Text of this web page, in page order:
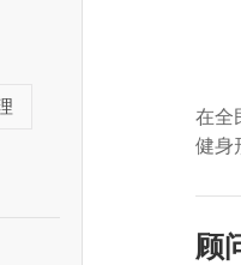
在全
健身
顾